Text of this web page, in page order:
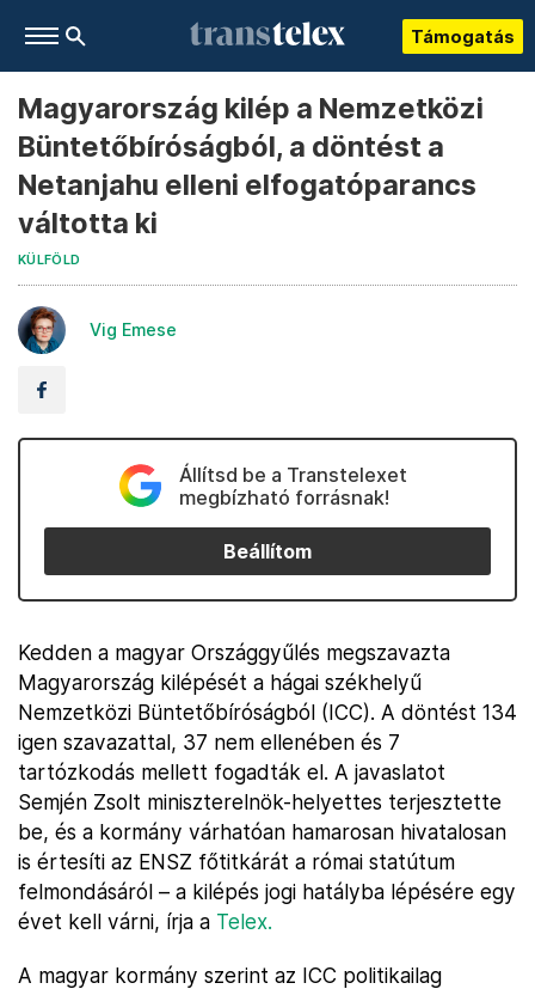
Támogatás
Magyarország kilép a Nemzetközi
Büntetőbíróságból, a döntést a
Netanjahu elleni elfogatóparancs
váltotta ki
KÜLFÖLD
Vig Emese
Állítsd be a Transtelexet
megbízható forrásnak!
Beállítom
Kedden a magyar Országgyűlés megszavazta
Magyarország kilépését a hágai székhelyű
Nemzetközi Büntetőbíróságból (ICC). A döntést 134
igen szavazattal, 37 nem ellenében és 7
tartózkodás mellett fogadták el. A javaslatot
Semjén Zsolt miniszterelnök-helyettes terjesztette
be, és a kormány várhatóan hamarosan hivatalosan
is értesíti az ENSZ főtitkárát a római statútum
felmondásáról – a kilépés jogi hatályba lépésére egy
évet kell várni, írja a Telex.
A magyar kormány szerint az ICC politikailag